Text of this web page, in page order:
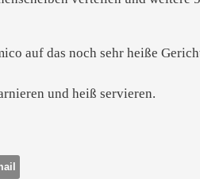
auf das noch sehr heiße
und heiß servieren.